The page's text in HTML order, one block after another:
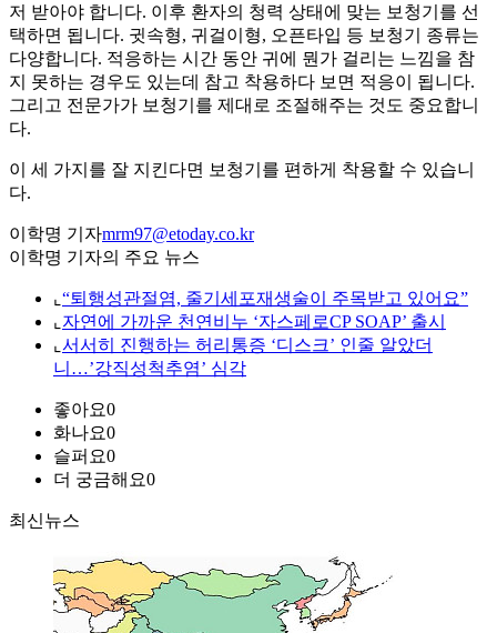
저 받아야 합니다. 이후 환자의 청력 상태에 맞는 보청기를 선
택하면 됩니다. 귓속형, 귀걸이형, 오픈타입 등 보청기 종류는
다양합니다. 적응하는 시간 동안 귀에 뭔가 걸리는 느낌을 참
지 못하는 경우도 있는데 참고 착용하다 보면 적응이 됩니다.
그리고 전문가가 보청기를 제대로 조절해주는 것도 중요합니
다.
이 세 가지를 잘 지킨다면 보청기를 편하게 착용할 수 있습니
다.
이학명 기자mrm97@etoday.co.kr
이학명 기자의 주요 뉴스
⌞ “퇴행성관절염, 줄기세포재생술이 주목받고 있어요”
⌞ 자연에 가까운 천연비누 ‘자스페로CP SOAP’ 출시
⌞ 서서히 진행하는 허리통증 ‘디스크’ 인줄 알았더
니…’강직성척추염’ 심각
좋아요0
화나요0
슬퍼요0
더 궁금해요0
최신뉴스